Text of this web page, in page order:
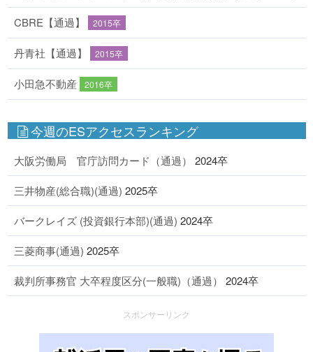
CBRE【通過】 2015卒
丹青社【通過】 2015卒
小田急不動産 2016卒
今週のESアクセスランキング
大阪労働局 官庁訪問カード（通過） 2024卒
三井物産(総合職)(通過) 2025卒
バークレイズ (投資銀行本部)(通過) 2024卒
三菱商事(通過) 2025卒
裁判所事務官 大卒程度区分(一般職)（通過） 2024卒
スポンサーリンク